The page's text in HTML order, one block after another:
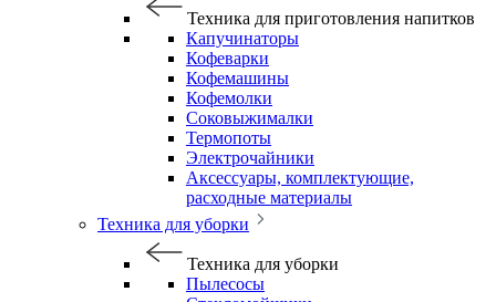
Техника для приготовления напитков
Капучинаторы
Кофеварки
Кофемашины
Кофемолки
Соковыжималки
Термопоты
Электрочайники
Аксессуары, комплектующие,
расходные материалы
Техника для уборки
Техника для уборки
Пылесосы